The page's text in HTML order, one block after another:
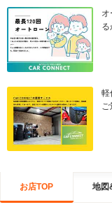
る
軽
お店TOP 地図